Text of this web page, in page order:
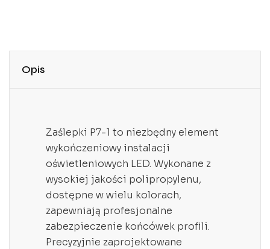
Opis
Zaślepki P7-1 to niezbędny element
wykończeniowy instalacji
oświetleniowych LED. Wykonane z
wysokiej jakości polipropylenu,
dostępne w wielu kolorach,
zapewniają profesjonalne
zabezpieczenie końcówek profili.
Precyzyjnie zaprojektowane